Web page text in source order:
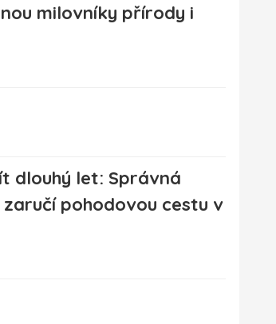
milovníky přírody i
dlouhý let: Správná
pohodovou cestu v